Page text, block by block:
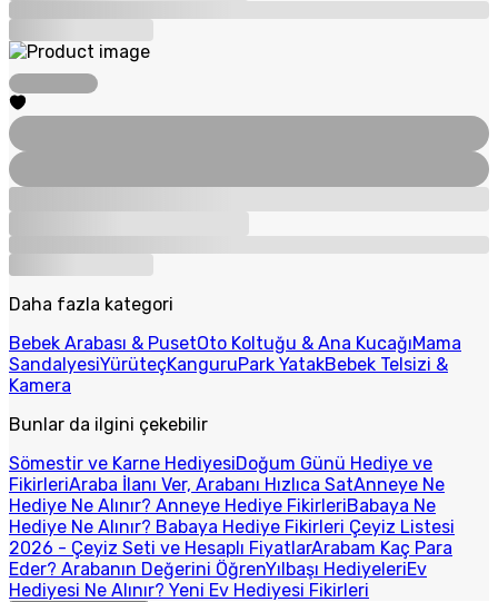
Daha fazla kategori
Bebek Arabası & PusetOto Koltuğu & Ana KucağıMama
SandalyesiYürüteçKanguruPark YatakBebek Telsizi &
Kamera
Bunlar da ilgini çekebilir
Sömestir ve Karne HediyesiDoğum Günü Hediye ve
FikirleriAraba İlanı Ver, Arabanı Hızlıca SatAnneye Ne
Hediye Ne Alınır? Anneye Hediye FikirleriBabaya Ne
Hediye Ne Alınır? Babaya Hediye Fikirleri Çeyiz Listesi
2026 - Çeyiz Seti ve Hesaplı FiyatlarArabam Kaç Para
Eder? Arabanın Değerini ÖğrenYılbaşı HediyeleriEv
Hediyesi Ne Alınır? Yeni Ev Hediyesi Fikirleri